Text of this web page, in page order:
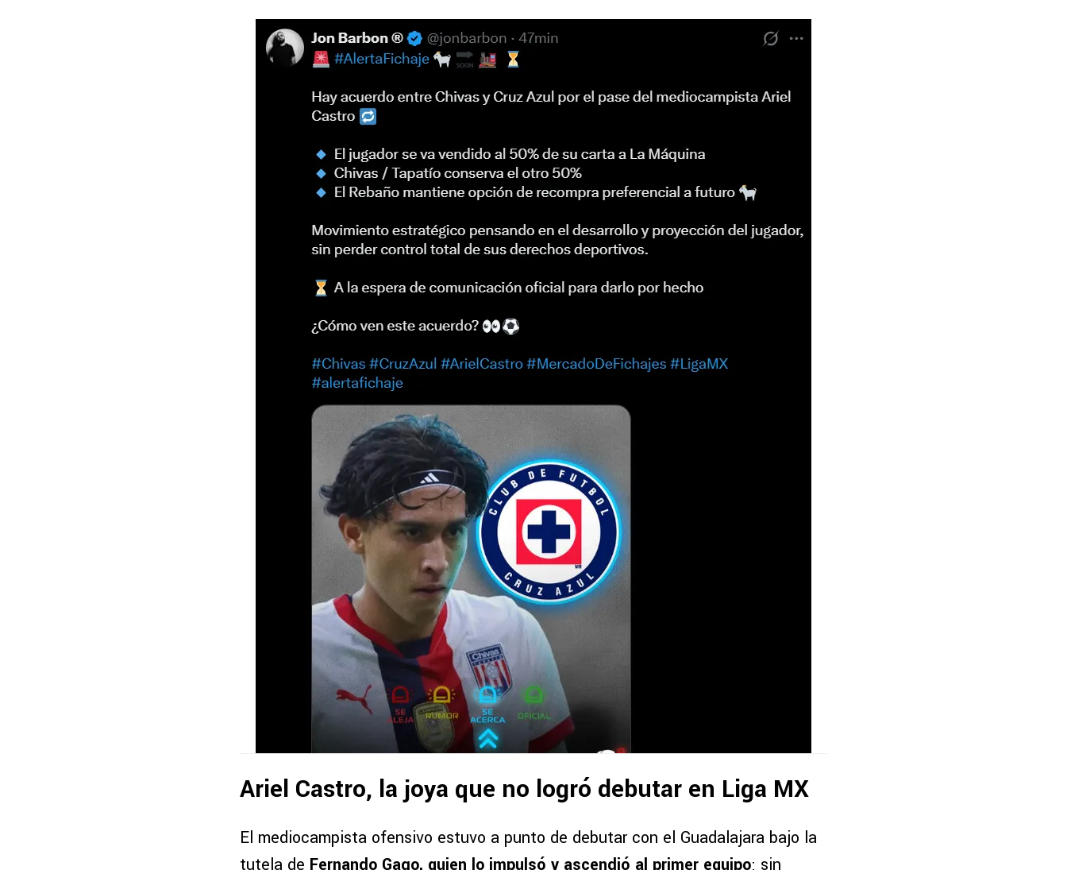
Ariel Castro, la joya que no logró debutar en Liga MX
El mediocampista ofensivo estuvo a punto de debutar con el Guadalajara bajo la
tutela de Fernando Gago, quien lo impulsó y ascendió al primer equipo; sin